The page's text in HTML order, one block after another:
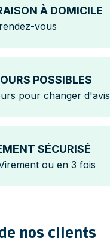
À DOMICILE
vous
POSSIBLES
pour changer d'avis
SÉCURISÉ
ou en 3 fois
nos clients